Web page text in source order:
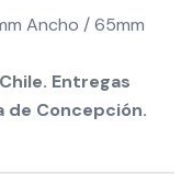
Ancho / 65mm
Entregas
de Concepción.